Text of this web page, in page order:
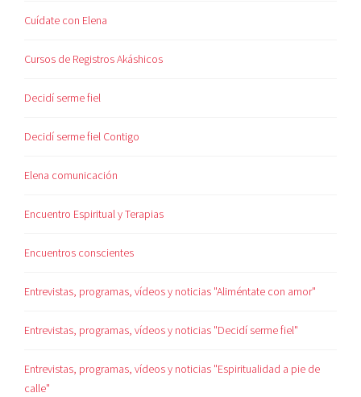
Cuídate con Elena
Cursos de Registros Akáshicos
Decidí serme fiel
Decidí serme fiel Contigo
Elena comunicación
Encuentro Espiritual y Terapias
Encuentros conscientes
Entrevistas, programas, vídeos y noticias "Aliméntate con amor"
Entrevistas, programas, vídeos y noticias "Decidí serme fiel"
Entrevistas, programas, vídeos y noticias "Espiritualidad a pie de
calle"